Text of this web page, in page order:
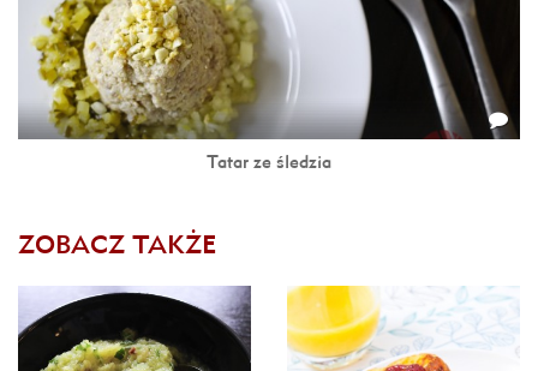
Tatar ze śledzia
ZOBACZ TAKŻE